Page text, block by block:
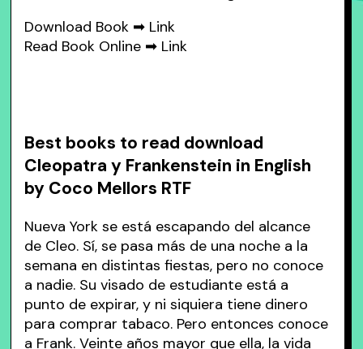
Download Book ➡ Link
Read Book Online ➡ Link
Best books to read download
Cleopatra y Frankenstein in English
by Coco Mellors RTF
Nueva York se está escapando del alcance
de Cleo. Sí, se pasa más de una noche a la
semana en distintas fiestas, pero no conoce
a nadie. Su visado de estudiante está a
punto de expirar, y ni siquiera tiene dinero
para comprar tabaco. Pero entonces conoce
a Frank. Veinte años mayor que ella, la vida